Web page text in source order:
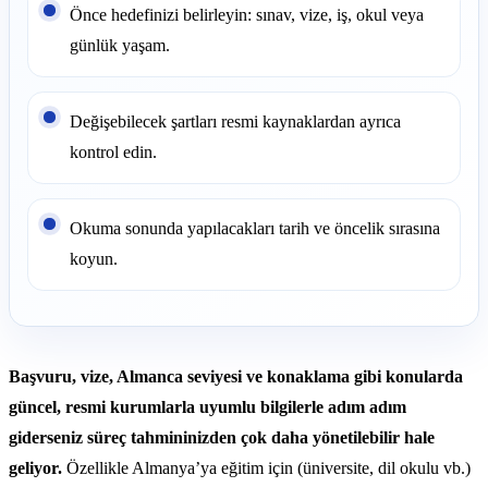
Önce hedefinizi belirleyin: sınav, vize, iş, okul veya
günlük yaşam.
Değişebilecek şartları resmi kaynaklardan ayrıca
kontrol edin.
Okuma sonunda yapılacakları tarih ve öncelik sırasına
koyun.
Başvuru, vize, Almanca seviyesi ve konaklama gibi konularda
güncel, resmi kurumlarla uyumlu bilgilerle adım adım
giderseniz süreç tahmininizden çok daha yönetilebilir hale
geliyor. Özellikle Almanya’ya eğitim için (üniversite, dil okulu vb.)